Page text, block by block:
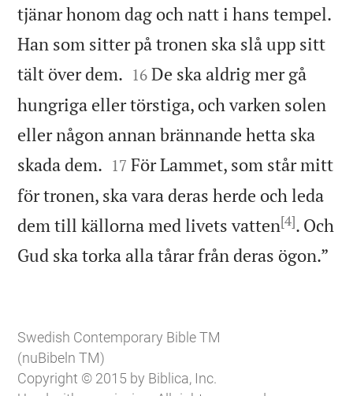
tjänar honom dag och natt i hans tempel.
Han som sitter på tronen ska slå upp sitt
tält över dem. 

16 De ska aldrig mer gå
hungriga eller törstiga, och varken solen
eller någon annan brännande hetta ska
skada dem. 

17 För Lammet, som står mitt
för tronen, ska vara deras herde och leda
dem till källorna med livets vatten[4]. Och
Gud ska torka alla tårar från deras ögon.”
Swedish Contemporary Bible TM
(nuBibeln TM)
Copyright © 2015 by Biblica, Inc.